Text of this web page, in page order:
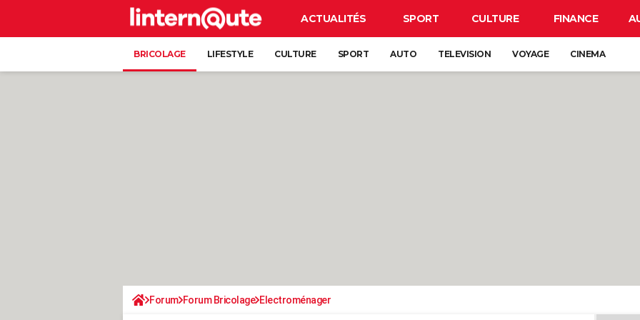
ACTUALITÉS SPORT CULTURE FINANCE
BRICOLAGE LIFESTYLE CULTURE SPORT AUTO TELEVISION VOYAGE CINEMA
Forum Forum Bricolage Electroménager